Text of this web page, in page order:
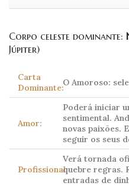
Corpo celeste dominante:
Júpiter)
Carta
Dominante:O Amoroso:
Amor:
Poderá iniciar
sentimental.
novas paixões.
seguir os seus
Profissional:
Verá tornada
quebre regras.
entradas de